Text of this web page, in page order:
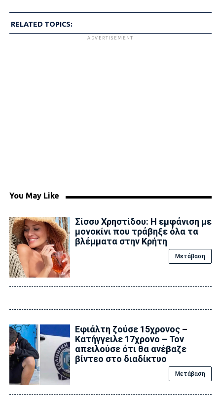
RELATED TOPICS:
ADVERTISEMENT
You May Like
Σίσσυ Χρηστίδου: Η εμφάνιση με
μονοκίνι που τράβηξε όλα τα
βλέμματα στην Κρήτη
Μετάβαση
Εφιάλτη ζούσε 15χρονος –
Κατήγγειλε 17χρονο – Τον
απειλούσε ότι θα ανέβαζε
βίντεο στο διαδίκτυο
Μετάβαση